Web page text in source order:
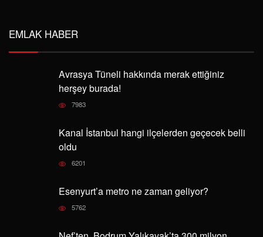
EMLAK HABER
Avrasya Tüneli hakkında merak ettiğiniz
herşey burada!
7983
Kanal İstanbul hangi ilçelerden geçecek belli
oldu
6201
Esenyurt’a metro ne zaman geliyor?
5762